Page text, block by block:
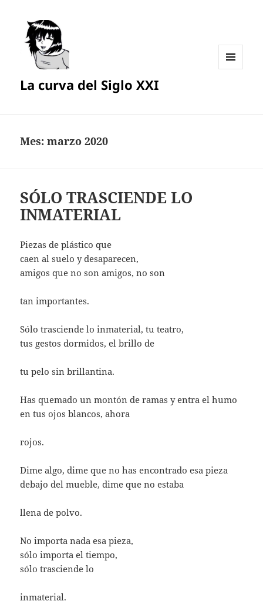
La curva del Siglo XXI
Mes:marzo 2020
SÓLO TRASCIENDE LO
INMATERIAL
Piezas de plástico que
caen al suelo y desaparecen,
amigos que no son amigos, no son
tan importantes.
Sólo trasciende lo inmaterial, tu teatro,
tus gestos dormidos, el brillo de
tu pelo sin brillantina.
Has quemado un montón de ramas y entra el humo
en tus ojos blancos, ahora
rojos.
Dime algo, dime que no has encontrado esa pieza
debajo del mueble, dime que no estaba
llena de polvo.
No importa nada esa pieza,
sólo importa el tiempo,
sólo trasciende lo
inmaterial.